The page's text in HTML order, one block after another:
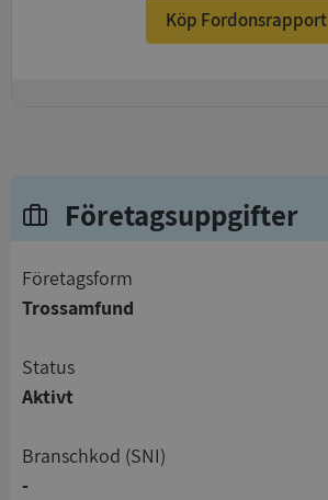
Köp Fordonsrapport
Företagsuppgifter
företagsform
Trossamfund
status
Aktivt
branschkod (SNI)
-